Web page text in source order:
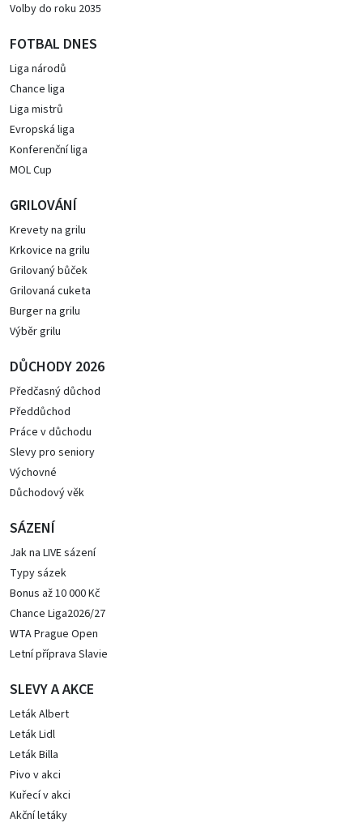
Volby do roku 2035
FOTBAL DNES
Liga národů
Chance liga
Liga mistrů
Evropská liga
Konferenční liga
MOL Cup
GRILOVÁNÍ
Krevety na grilu
Krkovice na grilu
Grilovaný bůček
Grilovaná cuketa
Burger na grilu
Výběr grilu
DŮCHODY 2026
Předčasný důchod
Předdůchod
Práce v důchodu
Slevy pro seniory
Výchovné
Důchodový věk
SÁZENÍ
Jak na LIVE sázení
Typy sázek
Bonus až 10 000 Kč
Chance Liga2026/27
WTA Prague Open
Letní příprava Slavie
SLEVY A AKCE
Leták Albert
Leták Lidl
Leták Billa
Pivo v akci
Kuřecí v akci
Akční letáky